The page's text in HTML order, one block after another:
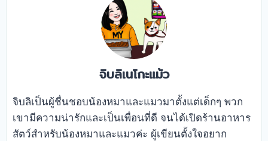
จิบลิเนโกะแม้ว
จิบลิเป็นผู้ชื่นชอบน้องหมาและแมวมาตั้งแต่เด็กๆ พวก
เขามีความน่ารักและเป็นเพื่อนที่ดี จนได้เปิดร้านอาหาร
สัตว์สำหรับน้องหมาและแมวค่ะ ผู้เขียนตั้งใจอยาก